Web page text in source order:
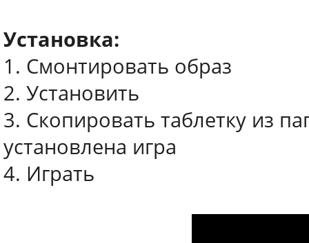
Установка:
1. Смонтировать образ
2. Установить
3. Скопировать таблетку из
установлена игра
4. Играть